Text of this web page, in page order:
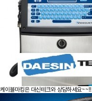
케이블마킹은 대신테크와 상담하세요~~!!